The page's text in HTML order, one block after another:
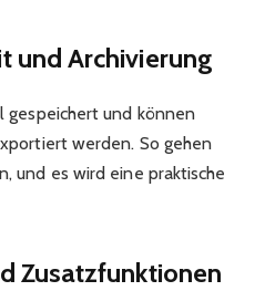
und Archivierung
gespeichert und können
werden. So gehen
und es wird eine praktische
Zusatzfunktionen